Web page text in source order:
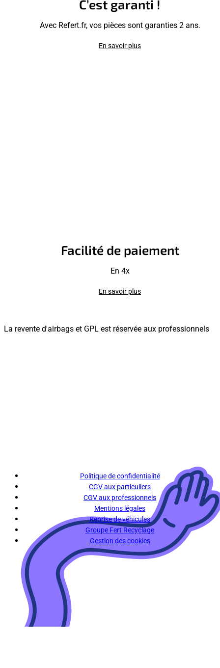
C’est garanti !
Avec Refert.fr, vos pièces sont garanties 2 ans.
En savoir plus
Facilité de paiement
En 4x
En savoir plus
La revente d'airbags et GPL est réservée aux professionnels
Politique de confidentialité
CGV aux particuliers
CGV aux professionnels
Mentions légales
Reprise de véhicules
Groupe Fert Recyclage
Gestion des cookies